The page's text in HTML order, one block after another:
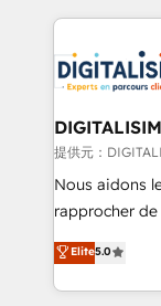
team of 25+ experts Contact us
get more from
strengthen
drive your business
dedicated to
team (50+),
B2B sectors
business
impact of
detailed
提供元：
Nous aidons
rapprocher de
DIGITALISIM,
réussite des
le marketing
Elite5.0